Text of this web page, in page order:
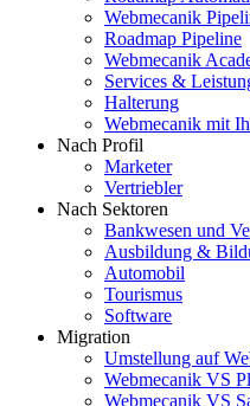
Webmecanik
Roadmap Pipeline
Webmecanik
Services &
Halterung
Webmecanik mit
Nach Profil
Marketer
Vertriebler
Nach Sektoren
Bankwesen und
Ausbildung &
Automobil
Tourismus
Software
Migration
Umstellung auf
Webmecanik VS
Webmecanik VS